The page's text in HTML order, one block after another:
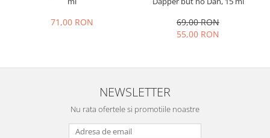
71,00 RON
69,00 RON
55,00 RON
NEWSLETTER
Nu rata ofertele si promotiile noastre